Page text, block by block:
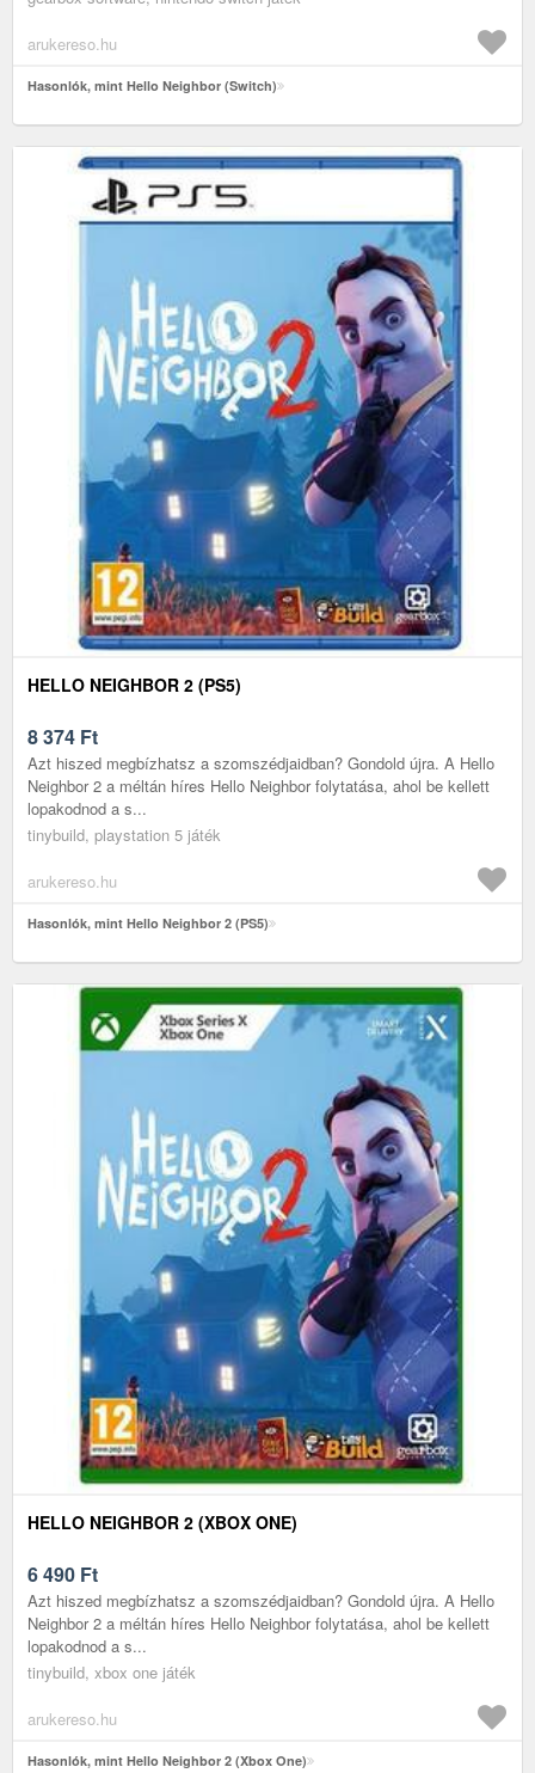
arukereso.hu
Hasonlók, mint Hello Neighbor (Switch)
HELLO NEIGHBOR 2 (PS5)
8 374 Ft
Azt hiszed megbízhatsz a szomszédjaidban? Gondold újra. A Hello
Neighbor 2 a méltán híres Hello Neighbor folytatása, ahol be kellett
lopakodnod a s...
tinybuild, playstation 5 játék
arukereso.hu
Hasonlók, mint Hello Neighbor 2 (PS5)
HELLO NEIGHBOR 2 (XBOX ONE)
6 490 Ft
Azt hiszed megbízhatsz a szomszédjaidban? Gondold újra. A Hello
Neighbor 2 a méltán híres Hello Neighbor folytatása, ahol be kellett
lopakodnod a s...
tinybuild, xbox one játék
arukereso.hu
Hasonlók, mint Hello Neighbor 2 (Xbox One)